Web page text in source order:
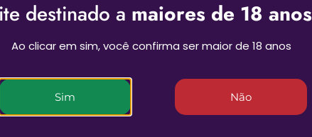
destinado a maiores de 18
Ao clicar em sim, você confirma ser maior de 18 anos
Sim Não